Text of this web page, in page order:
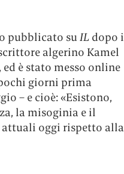
pubblicato su ILdopo i
algerino Kamel
è stato messo online
giorni prima
– e cioè: «Esistono,
la misoginia e il
oggi rispetto alla